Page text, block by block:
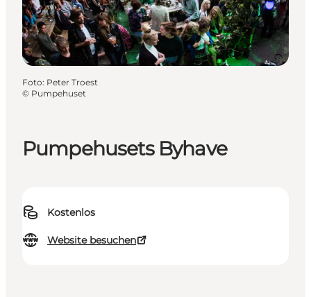
Pumpehusets Byhave
Kostenlos
Website besuchen
Foto: Peter Troest
© Pumpehuset